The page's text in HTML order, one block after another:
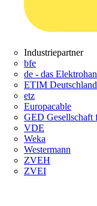
Industriepartner
bfe
de - das
ETIM
etz
Europacable
GED Gesellschaft
VDE
Weka
Westermann
ZVEH
ZVEI